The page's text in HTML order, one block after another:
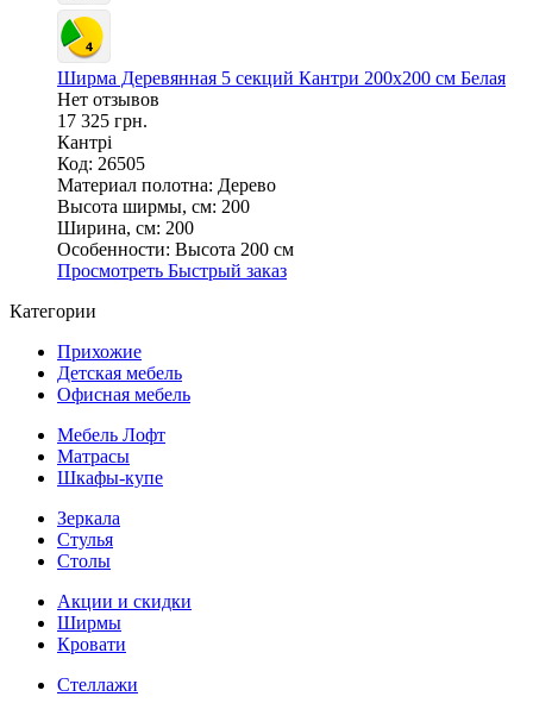
Ширма Деревянная 5 секций Кантри 200х200 см Белая
Нет отзывов
17 325 грн.
Кантрі
Код: 26505
Материал полотна: Дерево
Высота ширмы, см: 200
Ширина, см: 200
Особенности: Высота 200 см
Просмотреть Быстрый заказ
Категории
Прихожие
Детская мебель
Офисная мебель
Мебель Лофт
Матрасы
Шкафы-купе
Зеркала
Стулья
Столы
Акции и скидки
Ширмы
Кровати
Стеллажи